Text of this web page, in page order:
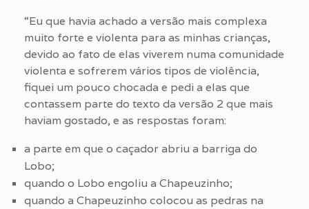
“Eu que havia achado a versão mais complexa
muito forte e violenta para as minhas crianças,
devido ao fato de elas viverem numa comunidade
violenta e sofrerem vários tipos de violência,
fiquei um pouco chocada e pedi a elas que
contassem parte do texto da versão 2 que mais
haviam gostado, e as respostas foram:
a parte em que o caçador abriu a barriga do
Lobo;
quando o Lobo engoliu a Chapeuzinho;
quando a Chapeuzinho colocou as pedras na